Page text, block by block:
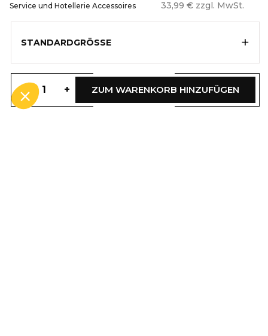
Service und Hotellerie Accessoires 33,99 € zzgl. MwSt.
STANDARDGRÖSSE +
- + ZUM WARENKORB HINZUFÜGEN